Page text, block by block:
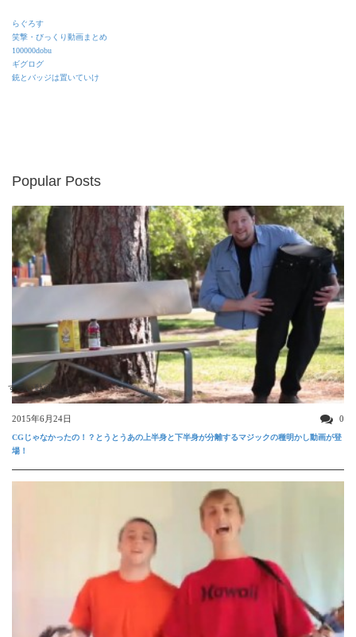
らぐろす
笑撃・びっくり動画まとめ
100000dobu
ギグログ
銃とバッジは置いていけ
Popular Posts
すごい動画
2015年6月24日 0
CGじゃなかったの！？とうとうあの上半身と下半身が分離するマジックの種明かし動画が登
場！